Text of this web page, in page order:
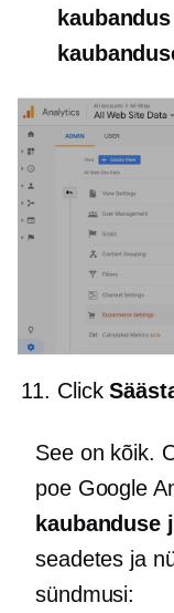
kaubandus
Click
See on kõik.
poe Google
kaubanduse
seadetes ja
sündmusi: